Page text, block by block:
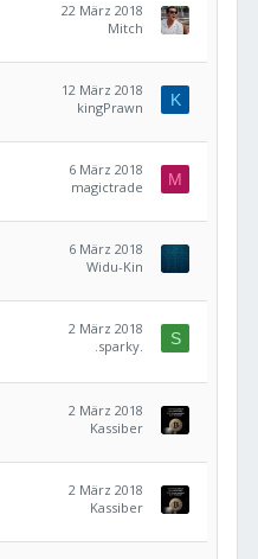
22 März 2018
Mitch
12 März 2018
kingPrawn
K
6 März 2018
magictrade
M
6 März 2018
Widu-Kin
2 März 2018
.sparky.
S
2 März 2018
Kassiber
2 März 2018
Kassiber